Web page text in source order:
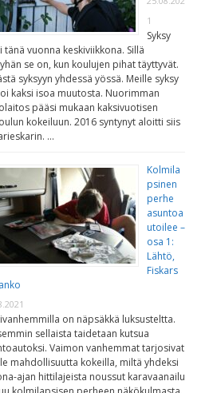
1
Syksy
tänä vuonna keskiviikkona. Sillä
se on, kun koulujen pihat täyttyvät.
syksyyn yhdessä yössä. Meille syksy
kaksi isoa muutosta. Nuorimman
pääsi mukaan kaksivuotisen
kokeiluun. 2016 syntynyt aloitti siis
…
Kolmila
psinen
perhe
asuntoa
utoilee –
osa 1:
Lähtö,
Fiskars
on näpsäkkä luksusteltta.
sellaista taidetaan kutsua
Vaimon vanhemmat tarjosivat
mahdollisuutta kokeilla, miltä yhdeksi
ajan hittilajeista noussut karavaanailu